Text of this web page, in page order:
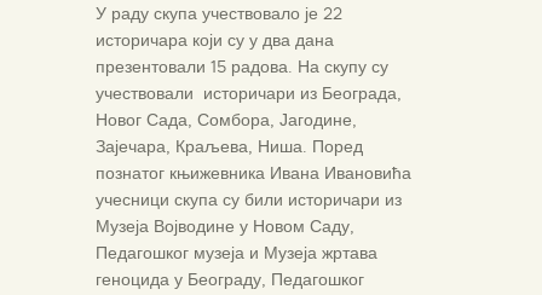
У раду скупа учествовало је 22
историчара који су у два дана
презентовали 15 радова. На скупу су
учествовали историчари из Београда,
Новог Сада, Сомбора, Јагодине,
Зајечара, Краљева, Ниша. Поред
познатог књижевника Ивана Ивановића
учесници скупа су били историчари из
Музеја Војводине у Новом Саду,
Педагошког музеја и Музеја жртава
геноцида у Београду, Педагошког